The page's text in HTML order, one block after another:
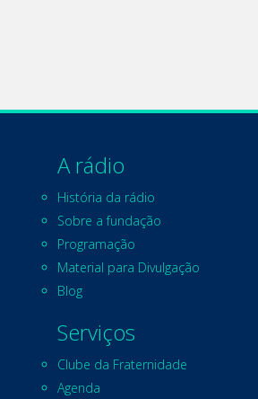
A rádio
História da rádio
Sobre a fundação
Programação
Material para Divulgação
Blog
Serviços
Clube da Fraternidade
Agenda